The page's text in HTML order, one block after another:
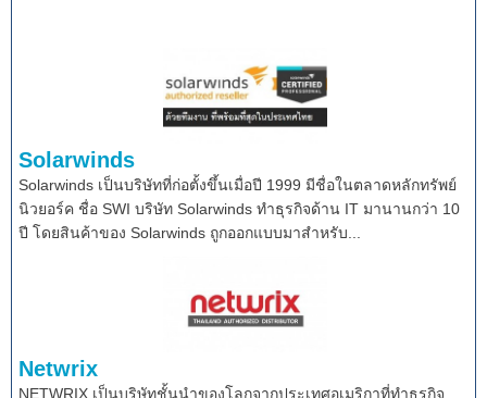
Solarwinds
Solarwinds เป็นบริษัทที่ก่อตั้งขึ้นเมื่อปี 1999 มีชื่อในตลาดหลักทรัพย์
นิวยอร์ค ชื่อ SWI บริษัท Solarwinds ทำธุรกิจด้าน IT มานานกว่า 10
ปี โดยสินค้าของ Solarwinds ถูกออกแบบมาสำหรับ...
Netwrix
NETWRIX เป็นบริษัทชั้นนำของโลกจากประเทศอเมริกาที่ทำธุรกิจ